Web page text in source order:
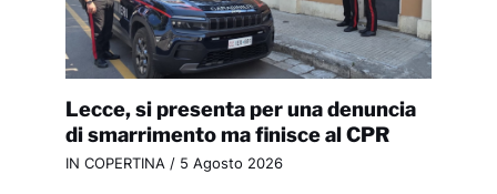
Lecce, si presenta per una denuncia
di smarrimento ma finisce al CPR
IN COPERTINA/ 5 Agosto 2026